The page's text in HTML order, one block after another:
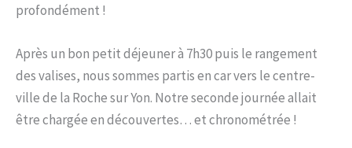
profondément !
Après un bon petit déjeuner à 7h30 puis le rangement
des valises, nous sommes partis en car vers le centre-
ville de la Roche sur Yon. Notre seconde journée allait
être chargée en découvertes… et chronométrée !